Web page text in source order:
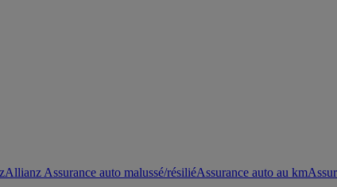
Allianz Assurance auto malussé/résiliéAssurance auto au km